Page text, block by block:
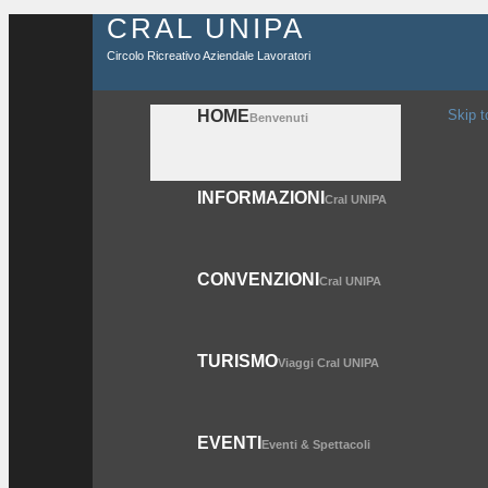
CRAL UNIPA
Circolo Ricreativo Aziendale Lavoratori
HOMEBenvenuti
INFORMAZIONICral UNIPA
CONVENZIONICral UNIPA
TURISMOViaggi Cral UNIPA
EVENTIEventi & Spettacoli
Skip